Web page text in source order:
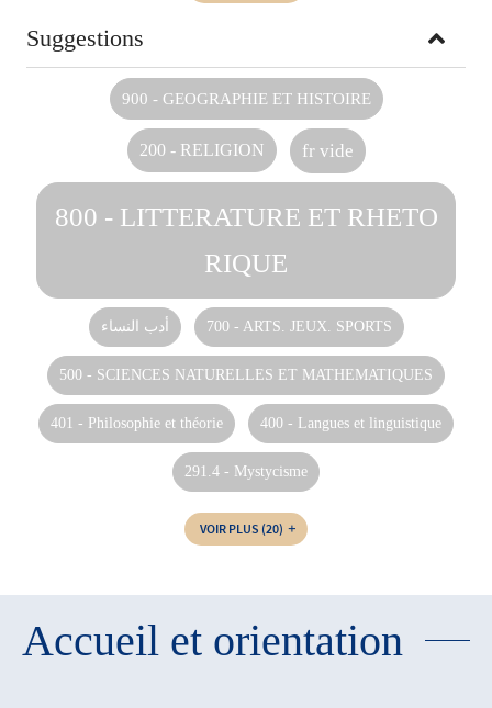
Suggestions
900 - GEOGRAPHIE ET HISTOIRE
200 - RELIGION fr vide
800 - LITTERATURE ET RHETO
RIQUE
أدب النساء‏ 700 - ARTS. JEUX. SPORTS
500 - SCIENCES NATURELLES ET MATHEMATIQUES
401 - Philosophie et théorie 400 - Langues et linguistique
291.4 - Mystycisme
VOIR PLUS (20)
Accueil et orientation